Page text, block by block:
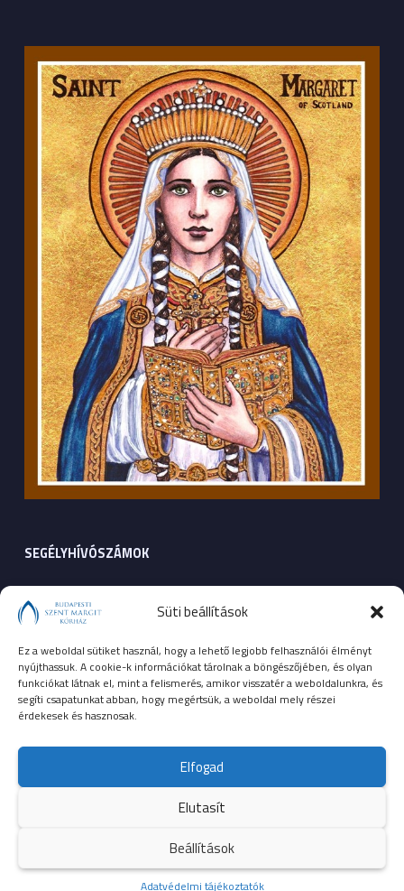
Süti beállítások
Ez a weboldal sütiket használ, hogy a lehető legjobb felhasználói élményt
nyújthassuk. A cookie-k információkat tárolnak a böngészőjében, és olyan
funkciókat látnak el, mint a felismerés, amikor visszatér a weboldalunkra, és
segíti csapatunkat abban, hogy megértsük, a weboldal mely részei
érdekesek és hasznosak.
Elfogad
Elutasít
Beállítások
Adatvédelmi tájékoztatók
Kezdőoldal
SEGÉLYHÍVÓSZÁMOK
107rendőrség
112egységes európai segélyhívószám
© 2023 Budapesti Szent Margit Kórház